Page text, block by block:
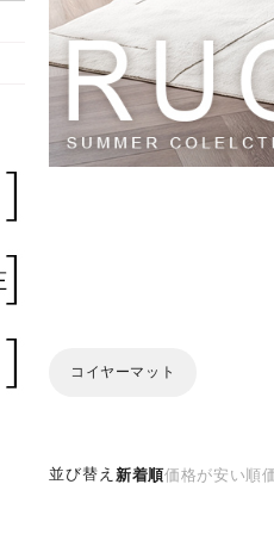
コイヤーマット
並び替え新着順価格が安い順